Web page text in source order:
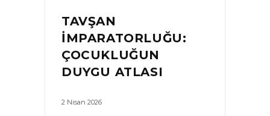
TAVŞAN
İMPARATORLUĞU:
ÇOCUKLUĞUN
DUYGU ATLASI
2 Nisan 2026